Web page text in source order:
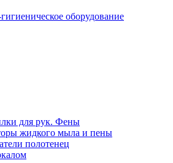
оборудование
для рук. Фены
жидкого мыла и пены
полотенец